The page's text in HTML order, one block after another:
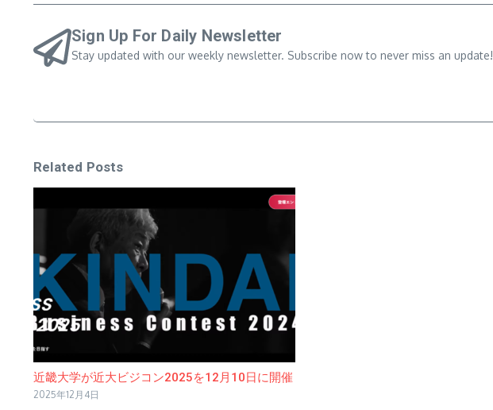
Sign Up For Daily Newsletter
Stay updated with our weekly newsletter. Subscribe now to never miss an update!
Related Posts
近畿大学が近大ビジコン2025を12月10日に開催
2025年12月4日